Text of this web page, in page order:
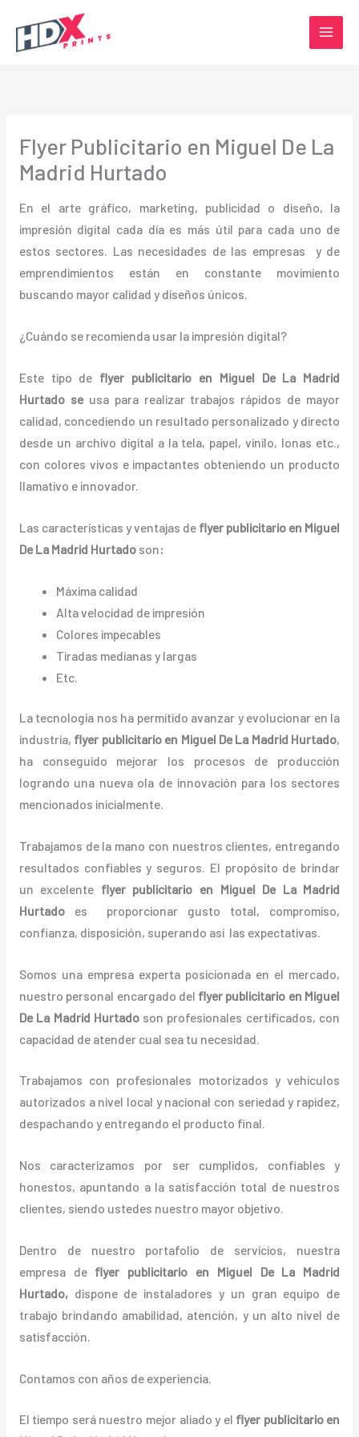
contenido
Flyer Publicitario en Miguel De La
Madrid Hurtado
En el arte gráfico, marketing, publicidad o diseño, la
impresión digital cada día es más útil para cada uno de
estos sectores. Las necesidades de las empresas y de
emprendimientos están en constante movimiento
buscando mayor calidad y diseños únicos.
¿Cuándo se recomienda usar la impresión digital?
Este tipo de flyer publicitario en Miguel De La Madrid
Hurtado seusa para realizar trabajos rápidos de mayor
calidad, concediendo un resultado personalizado y directo
desde un archivo digital a la tela, papel, vinilo, lonas etc.,
con colores vivos e impactantes obteniendo un producto
llamativo e innovador.
Las características y ventajas de flyer publicitario en Miguel
De La Madrid Hurtado son:
Máxima calidad
Alta velocidad de impresión
Colores impecables
Tiradas medianas y largas
Etc.
La tecnología nos ha permitido avanzar y evolucionar en la
industria, flyer publicitario en Miguel De La Madrid Hurtado,
ha conseguido mejorar los procesos de producción
logrando una nueva ola de innovación para los sectores
mencionados inicialmente.
Trabajamos de la mano con nuestros clientes, entregando
resultados confiables y seguros. El propósito de brindar
un excelente flyer publicitario en Miguel De La Madrid
Hurtado es proporcionar gusto total, compromiso,
confianza, disposición, superando así las expectativas.
Somos una empresa experta posicionada en el mercado,
nuestro personal encargado del flyer publicitario en Miguel
De La Madrid Hurtadoson profesionales certificados, con
capacidad de atender cual sea tu necesidad.
Trabajamos con profesionales motorizados y vehículos
autorizados a nivel local y nacional con seriedad y rapidez,
despachando y entregando el producto final.
Nos caracterizamos por ser cumplidos, confiables y
honestos, apuntando a la satisfacción total de nuestros
clientes, siendo ustedes nuestro mayor objetivo.
Dentro de nuestro portafolio de servicios, nuestra
empresa de flyer publicitario en Miguel De La Madrid
Hurtado,dispone de instaladores y un gran equipo de
trabajo brindando amabilidad, atención, y un alto nivel de
satisfacción.
Contamos con años de experiencia.
El tiempo será nuestro mejor aliado y el flyer publicitarioen